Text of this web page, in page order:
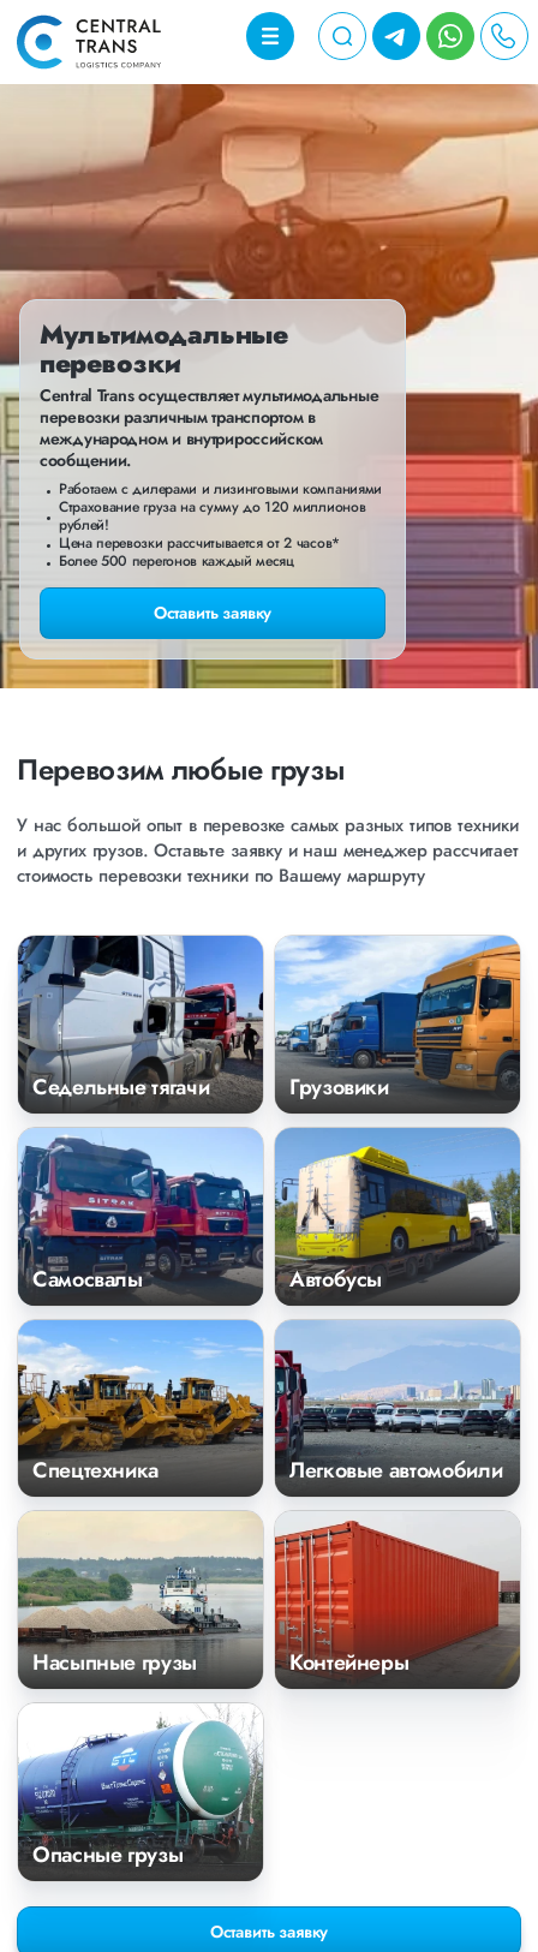
Мультимодальные
перевозки
Central Trans осуществляет мультимодальные
перевозки различным транспортом в
международном и внутрироссийском
сообщении.
Работаем с дилерами и лизинговыми компаниями
Страхование груза на сумму до 120 миллионов
рублей!
Цена перевозки рассчитывается от 2 часов*
Более 500 перегонов каждый месяц
Оставить заявку
Перевозим любые грузы
У нас большой опыт в перевозке самых разных типов техники
и других грузов. Оставьте заявку и наш менеджер рассчитает
стоимость перевозки техники по Вашему маршруту
Седельные тягачи Грузовики
Самосвалы Автобусы
Спецтехника Легковые автомобили
Насыпные грузы Контейнеры
Опасные грузы
Оставить заявку